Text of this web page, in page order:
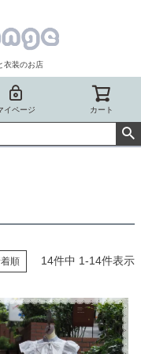
衣装のお店
イページ カート
順 14件中 1-14件表示